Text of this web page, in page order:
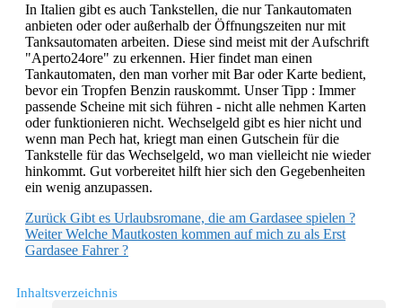
In Italien gibt es auch Tankstellen, die nur Tankautomaten
anbieten oder oder außerhalb der Öffnungszeiten nur mit
Tanksautomaten arbeiten. Diese sind meist mit der Aufschrift
"Aperto24ore" zu erkennen. Hier findet man einen
Tankautomaten, den man vorher mit Bar oder Karte bedient,
bevor ein Tropfen Benzin rauskommt. Unser Tipp : Immer
passende Scheine mit sich führen - nicht alle nehmen Karten
oder funktionieren nicht. Wechselgeld gibt es hier nicht und
wenn man Pech hat, kriegt man einen Gutschein für die
Tankstelle für das Wechselgeld, wo man vielleicht nie wieder
hinkommt. Gut vorbereitet hilft hier sich den Gegebenheiten
ein wenig anzupassen.
Zurück Gibt es Urlaubsromane, die am Gardasee spielen ?
WeiterWelche Mautkosten kommen auf mich zu als Erst
Gardasee Fahrer ?
Inhaltsverzeichnis